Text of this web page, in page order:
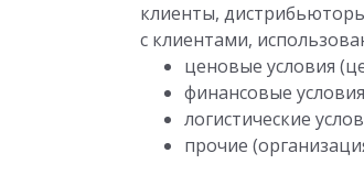
клиенты,
с клиентами,
ценовые условия
финансовые
логистические
прочие